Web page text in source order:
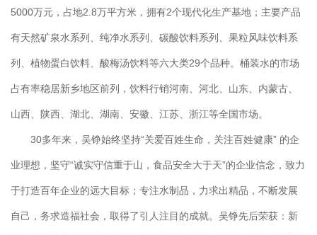
5000万元，占地2.8万平方米，拥有2个现代化生产基地；主要产品
有天然矿泉水系列、纯净水系列、碳酸饮料系列、果粒风味饮料系
列、植物蛋白饮料、酸梅汤饮料等六大类29个品种。桶装水的市场
占有率稳居新乡地区前列，饮料行销河南、河北、山东、内蒙古、
山西、陕西、湖北、湖南、安徽、江苏、浙江等全国市场。
30多年来，吴铮始终坚持“关爱百姓生命，关注百姓健康” 的企
业理想，坚守“诚实守信重于山，食品安全大于天”的企业信念，致力
于打造百年企业的远大目标；专注水制品，力求出精品，不断发展
自己，务求造福社会，取得了引人注目的成就。吴铮先后荣获：新